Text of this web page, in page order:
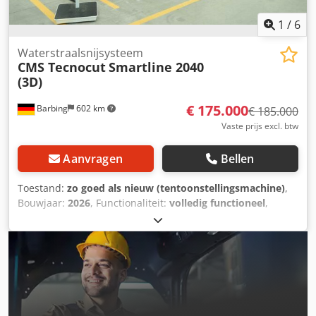
1 / 6
Barbing 602 km
Waterstraalsnijsysteem
CMS TecnocutSmartline 2040
(3D)
€ 175.000€ 185.000
Vaste prijs excl. btw
Aanvragen Bellen
Toestand: zo goed als nieuw (tentoonstellingsmachine),
Bouwjaar: 2026, Functionaliteit: volledig functioneel,
SMARTLINE 2040 Bouwjaar 2026 – beschikbaar vanaf mei
2026 Demo-machine – als nieuw Asverplaatsing: X-as:
4.000 mm Y-as: 2.000 mm Z-as: 150 mm Uitrusting: - 1x
snijkop 5-assig incl. automatische hoekcompensatie -
Hoogtedetectie incl. antibotsbewaking - IGEMS software -
Abrasieftank en automatische abrasiefdosering
Hogedrukpomp Jetpower EVO Totaal stroomverbruik: 29 kW